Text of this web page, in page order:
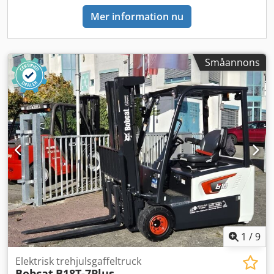
Mer information nu
Småannons
1 /9
Elektrisk trehjulsgaffeltruck